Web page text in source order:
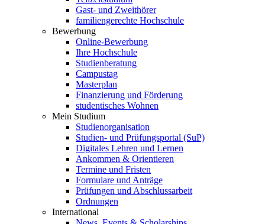
Gast- und Zweithörer
familiengerechte Hochschule
Bewerbung
Online-Bewerbung
Ihre Hochschule
Studienberatung
Campustag
Masterplan
Finanzierung und Förderung
studentisches Wohnen
Mein Studium
Studienorganisation
Studien- und Prüfungsportal (SuP)
Digitales Lehren und Lernen
Ankommen & Orientieren
Termine und Fristen
Formulare und Anträge
Prüfungen und Abschlussarbeit
Ordnungen
International